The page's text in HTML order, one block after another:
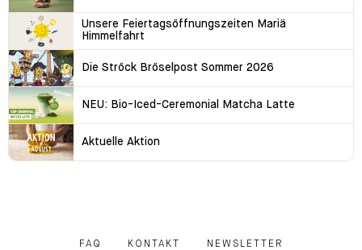
Unsere Feiertagsöffnungszeiten Mariä
Himmelfahrt
Die Ströck Bröselpost Sommer 2026
NEU: Bio-Iced-Ceremonial Matcha Latte
Aktuelle Aktion
FAQ KONTAKT NEWSLETTER